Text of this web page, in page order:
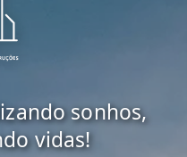
sonhos,
vidas!